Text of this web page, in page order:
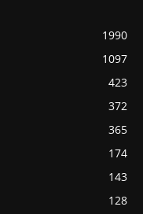
1990
1097
423
372
365
174
143
128